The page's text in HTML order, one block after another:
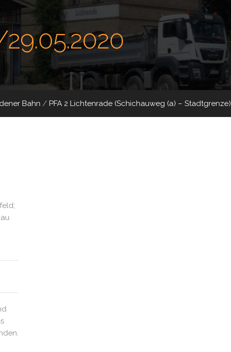
Bahn / PFA 2 Lichtenrade (Schichauweg (a) – Stadtgrenze)